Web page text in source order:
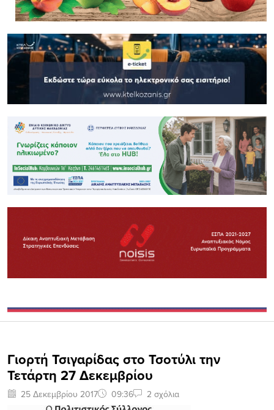
Γιορτή Τσιγαρίδας στο Τσοτύλι την
Τετάρτη 27 Δεκεμβρίου
25 Δεκεμβρίου 2017 09:36 2 σχόλια